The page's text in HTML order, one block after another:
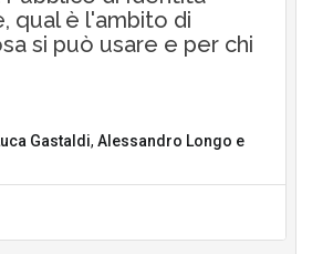
qual è l'ambito di
si può usare e per chi
Gastaldi, Alessandro Longo e